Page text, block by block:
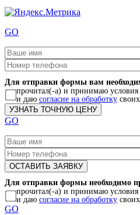
GO
Для отправки формы вам
прочитал(-а) и принимаю условия
и даю согласие на обработку
GO
Для отправки формы необходимо
прочитал(-а) и принимаю условия
и даю согласие на обработку
GO